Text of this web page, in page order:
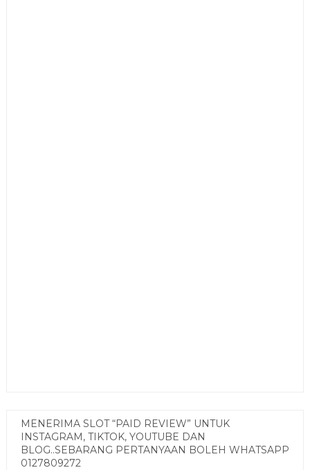
MENERIMA SLOT “PAID REVIEW” UNTUK
INSTAGRAM, TIKTOK, YOUTUBE DAN
BLOG..SEBARANG PERTANYAAN BOLEH WHATSAPP
0127809272